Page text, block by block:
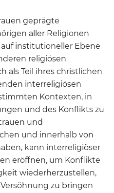
geprägte
aller Religionen
institutioneller Ebene
religiösen
als Teil ihres christlichen
interreligiösen
Kontexten, in
und des Konflikts zu
und
und innerhalb von
kann interreligiöser
eröffnen, um Konflikte
wiederherzustellen,
zu bringen